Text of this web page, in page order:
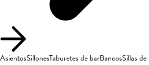
AsientosSillonesTaburetes de barBancosSillas